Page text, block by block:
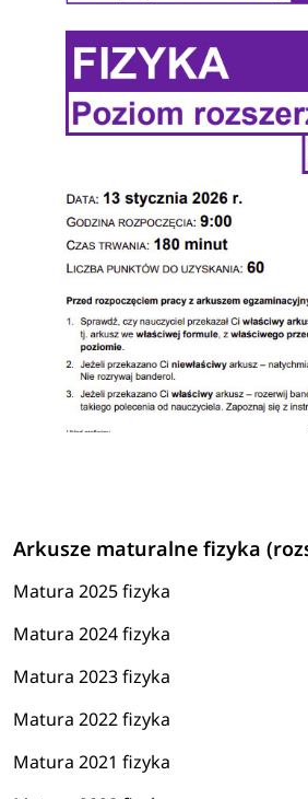
Arkusze maturalne fizyka
Matura 2025 fizyka
Matura 2024 fizyka
Matura 2023 fizyka
Matura 2022 fizyka
Matura 2021 fizyka